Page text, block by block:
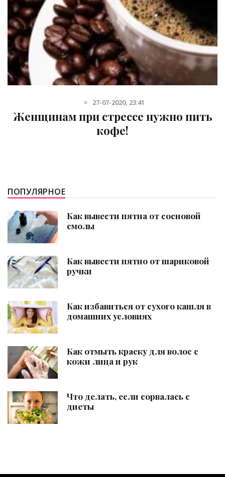
27-07-2020, 23:41
Женщинам при стрессе нужно пить
кофе!
ПОПУЛЯРНОЕ
Как вывести пятна от сосновой
смолы
Как вывести пятно от шариковой
ручки
Как избавиться от сухого кашля в
домашних условиях
Как отмыть краску для волос с
кожи лица и рук
Что делать, если сорвалась с
диеты